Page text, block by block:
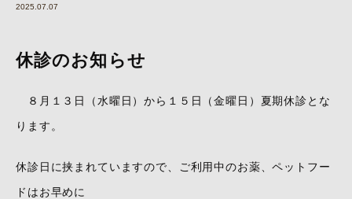
2025.07.07
休診のお知らせ
８月１３日（水曜日）から１５日（金曜日）夏期休診とな
ります。
休診日に挟まれていますので、ご利用中のお薬、ペットフー
ドはお早めに